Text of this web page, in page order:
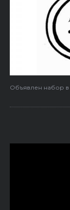
Объявлен набор в